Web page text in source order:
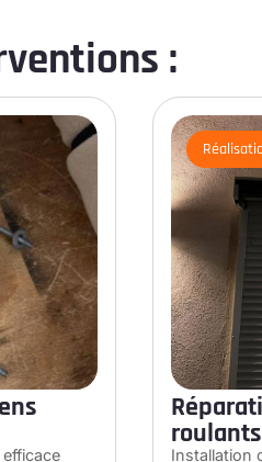
:
Installation